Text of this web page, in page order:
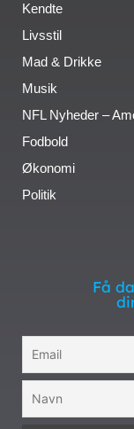
Kendte
Livsstil
Mad & Drikke
Musik
NFL Nyheder –
Fodbold
Økonomi
Politik
Få